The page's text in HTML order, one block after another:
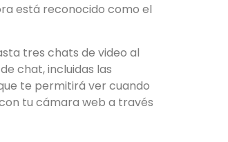
está reconocido como el
tres chats de video al
chat, incluidas las
te permitirá ver cuando
tu cámara web a través